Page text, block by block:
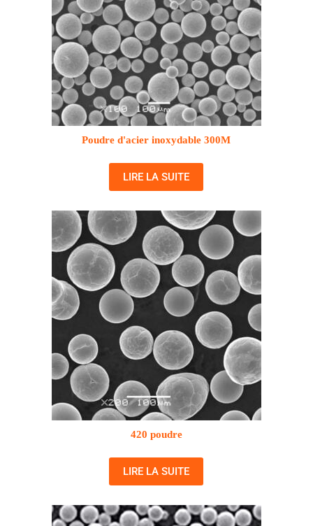
Poudre d'acier inoxydable 300M
LIRE LA SUITE
420 poudre
LIRE LA SUITE